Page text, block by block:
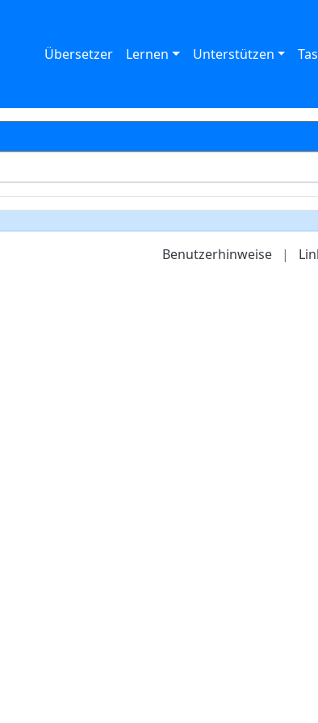
Übersetzer Lernen Unterstützen
Benutzerhinweise |